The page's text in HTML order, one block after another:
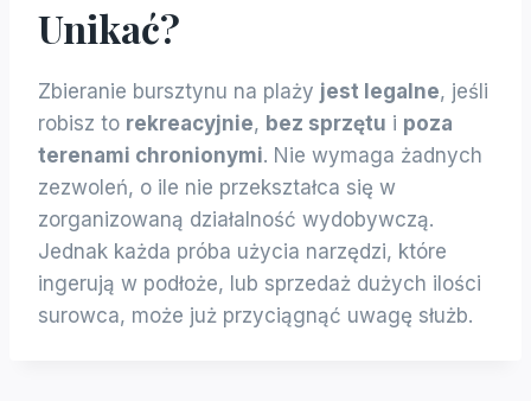
Unikać?
Zbieranie bursztynu na plaży jest legalne, jeśli
robisz to rekreacyjnie, bez sprzętu i poza
terenami chronionymi. Nie wymaga żadnych
zezwoleń, o ile nie przekształca się w
zorganizowaną działalność wydobywczą.
Jednak każda próba użycia narzędzi, które
ingerują w podłoże, lub sprzedaż dużych ilości
surowca, może już przyciągnąć uwagę służb.